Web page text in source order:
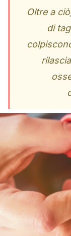
Oltre a
di